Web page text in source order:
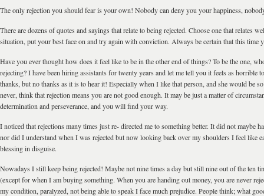
The only rejection you should fear is your own! Nobody can deny you your happiness,
There are dozens of quotes and sayings that relate to being rejected. Choose one that relates
situation, put your best face on and try again with conviction. Always be certain that this time
Have you ever thought how does it feel like to be in the other end of things? To be the one,
rejecting? I have been hiring assistants for twenty years and let me tell you it feels as horrible
thanks, but no thanks as it is to hear it! Especially when I like that person, and she would be
never, think that rejection means you are not good enough. It may be just a matter of
determination and perseverance, and you will find your way.
I noticed that rejections many times just re- directed me to something better. It did not maybe
nor did I understand when I was rejected but now looking back over my shoulders I feel like
blessing in disguise.
Nowadays I still keep being rejected! Maybe not nine times a day but still nine out of the ten
(except for when I am buying something. When you are handing out money, you are never
my condition, paralyzed, not being able to speak I face much prejudice. People think; what